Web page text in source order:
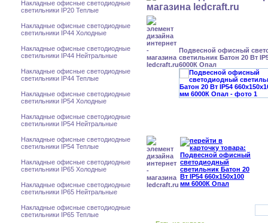
Накладные офисные светодиодные
светильники IP20 Теплые
Накладные офисные светодиодные
светильники IP44 Холодные
Накладные офисные светодиодные
светильники IP44 Нейтральные
Накладные офисные светодиодные
светильники IP44 Теплые
Накладные офисные светодиодные
светильники IP54 Холодные
Накладные офисные светодиодные
светильники IP54 Нейтральные
Накладные офисные светодиодные
светильники IP54 Теплые
Накладные офисные светодиодные
светильники IP65 Холодные
Накладные офисные светодиодные
светильники IP65 Нейтральные
Накладные офисные светодиодные
светильники IP65 Теплые
Подвесной офисный
светильник Батон 20 Вт
6000К Опал